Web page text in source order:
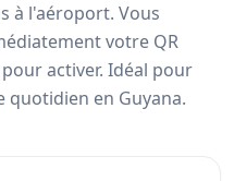
à l'aéroport. Vous
votre QR
activer. Idéal pour
quotidien en Guyana.